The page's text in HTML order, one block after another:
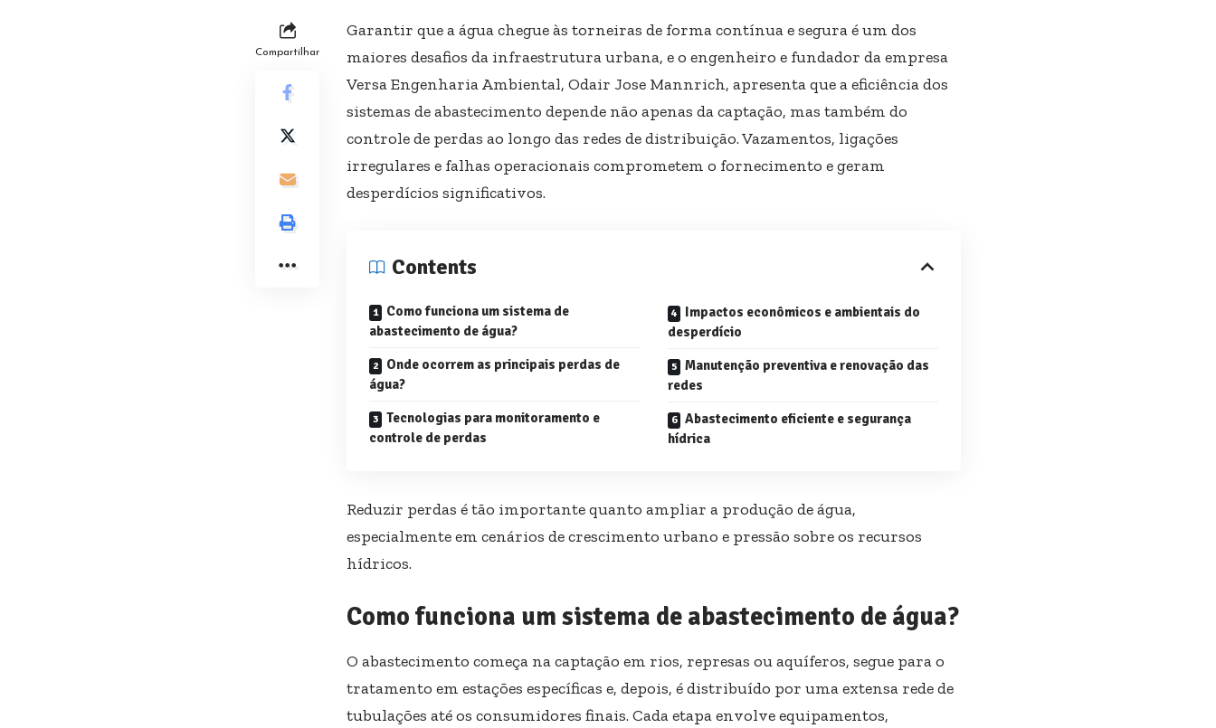
Compartilhar
Garantir que a água chegue às torneiras de forma contínua e segura é um dos
maiores desafios da infraestrutura urbana, e o engenheiro e fundador da empresa
Versa Engenharia Ambiental, Odair Jose Mannrich, apresenta que a eficiência dos
sistemas de abastecimento depende não apenas da captação, mas também do
controle de perdas ao longo das redes de distribuição. Vazamentos, ligações
irregulares e falhas operacionais comprometem o fornecimento e geram
desperdícios significativos.
Contents
Como funciona um sistema de
abastecimento de água?
Onde ocorrem as principais perdas de
água?
Tecnologias para monitoramento e
controle de perdas
Impactos econômicos e ambientais do
desperdício
Manutenção preventiva e renovação das
redes
Abastecimento eficiente e segurança
hídrica
Reduzir perdas é tão importante quanto ampliar a produção de água,
especialmente em cenários de crescimento urbano e pressão sobre os recursos
hídricos.
Como funciona um sistema de abastecimento de água?
O abastecimento começa na captação em rios, represas ou aquíferos, segue para o
tratamento em estações específicas e, depois, é distribuído por uma extensa rede de
tubulações até os consumidores finais. Cada etapa envolve equipamentos,